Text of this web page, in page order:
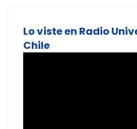
Lo viste en Radio
Chile